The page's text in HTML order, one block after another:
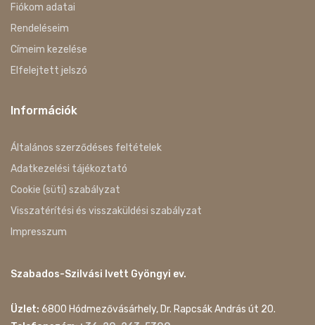
Fiókom adatai
Rendeléseim
Címeim kezelése
Elfelejtett jelszó
Információk
Általános szerződéses feltételek
Adatkezelési tájékoztató
Cookie (süti) szabályzat
Visszatérítési és visszaküldési szabályzat
Impresszum
Szabados-Szilvási Ivett Gyöngyi ev.
Üzlet: 6800 Hódmezővásárhely, Dr. Rapcsák András út 20.